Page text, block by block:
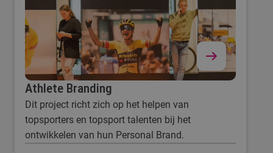
Athlete Branding
Dit project richt zich op het helpen van
topsporters en topsport talenten bij het
ontwikkelen van hun Personal Brand.